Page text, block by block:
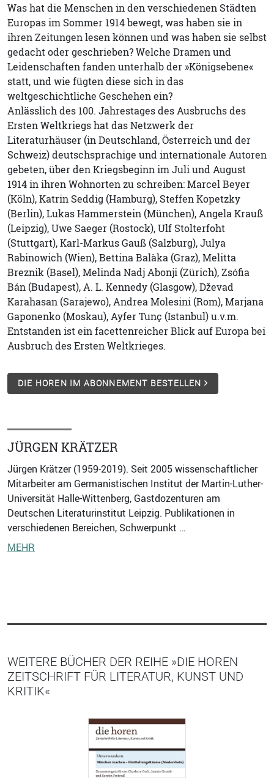
Was hat die Menschen in den verschiedenen Städten
Europas im Sommer 1914 bewegt, was haben sie in
ihren Zeitungen lesen können und was haben sie selbst
gedacht oder geschrieben? Welche Dramen und
Leidenschaften fanden unterhalb der »Königsebene«
statt, und wie fügten diese sich in das
weltgeschichtliche Geschehen ein?
Anlässlich des 100. Jahrestages des Ausbruchs des
Ersten Weltkriegs hat das Netzwerk der
Literaturhäuser (in Deutschland, Österreich und der
Schweiz) deutschsprachige und internationale Autoren
gebeten, über den Kriegsbeginn im Juli und August
1914 in ihren Wohnorten zu schreiben: Marcel Beyer
(Köln), Katrin Seddig (Hamburg), Steffen Kopetzky
(Berlin), Lukas Hammerstein (München), Angela Krauß
(Leipzig), Uwe Saeger (Rostock), Ulf Stolterfoht
(Stuttgart), Karl-Markus Gauß (Salzburg), Julya
Rabinowich (Wien), Bettina Balàka (Graz), Melitta
Breznik (Basel), Melinda Nadj Abonji (Zürich), Zsófia
Bán (Budapest), A. L. Kennedy (Glasgow), Dževad
Karahasan (Sarajewo), Andrea Molesini (Rom), Marjana
Gaponenko (Moskau), Ayfer Tunç (Istanbul) u.v.m.
Entstanden ist ein facettenreicher Blick auf Europa bei
Ausbruch des Ersten Weltkrieges.
DIE HOREN IM ABONNEMENT BESTELLEN
JÜRGEN KRÄTZER
Jürgen Krätzer (1959-2019). Seit 2005 wissenschaftlicher
Mitarbeiter am Germanistischen Institut der Martin-Luther-
Universität Halle-Wittenberg, Gastdozenturen am
Deutschen Literaturinstitut Leipzig. Publikationen in
verschiedenen Bereichen, Schwerpunkt …
MEHR
WEITERE BÜCHER DER REIHE »DIE HOREN
ZEITSCHRIFT FÜR LITERATUR, KUNST UND
KRITIK«